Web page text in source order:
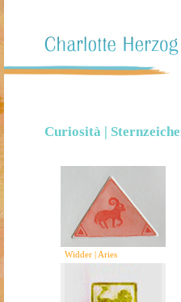
Curiosità |
Widder | Aries